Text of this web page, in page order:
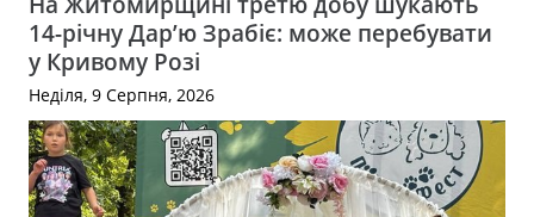
14-річну Дар’ю Зрабіє: може перебувати
у Кривому Розі
Неділя, 9 Серпня, 2026